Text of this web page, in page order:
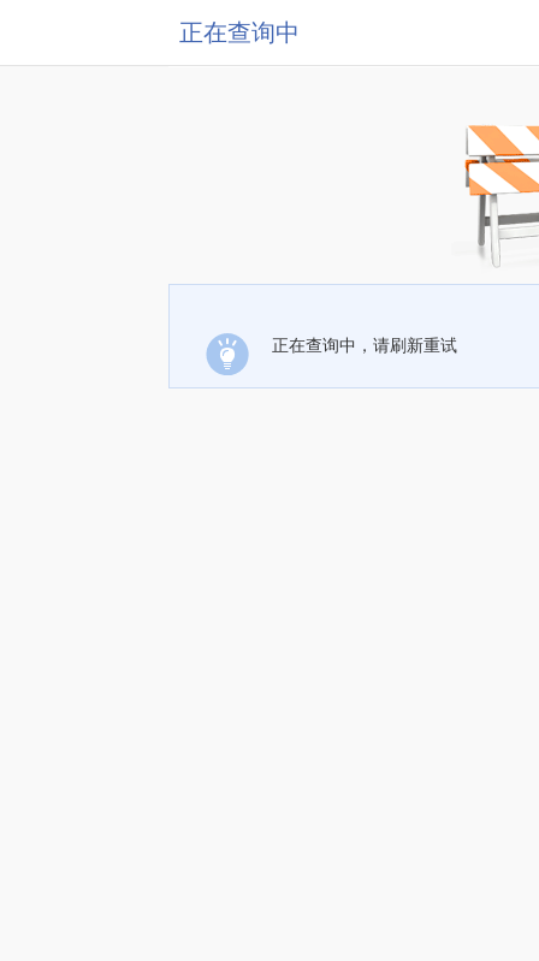
正在查询中
正在查询中，请刷新重试